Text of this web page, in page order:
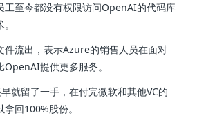
至今都没有权限访问OpenAI的代码库
流出，表示Azure的销售人员在面对
提供更多服务。
留了一手，在付完微软和其他VC的
回100%股份。